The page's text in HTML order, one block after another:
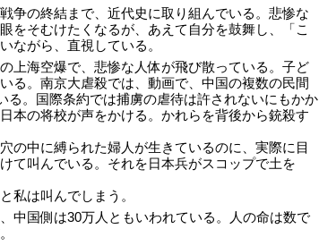
争の終結まで、近代史に取り組んでいる。悲惨な
をそむけたくなるが、あえて自分を鼓舞し、「こ
ながら、直視している。
上海空爆で、悲惨な人体が飛び散っている。子ど
る。南京大虐殺では、動画で、中国の複数の民間
る。国際条約では捕虜の虐待は許されないにもかか
本の将校が声をかける。かれらを背後から銃殺す
の中に縛られた婦人が生きているのに、実際に目
て叫んでいる。それを日本兵がスコップで土を
私は叫んでしまう。
中国側は30万人ともいわれている。人の命は数で